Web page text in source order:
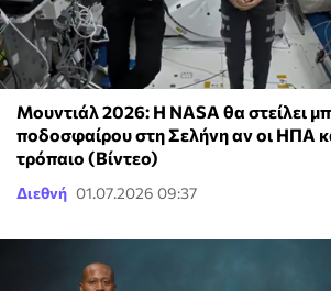
Μουντιάλ 2026: Η NASA θα στείλει
ποδοσφαίρου στη Σελήνη αν οι ΗΠΑ
τρόπαιο (Βίντεο)
Διεθνή 01.07.2026 09:37